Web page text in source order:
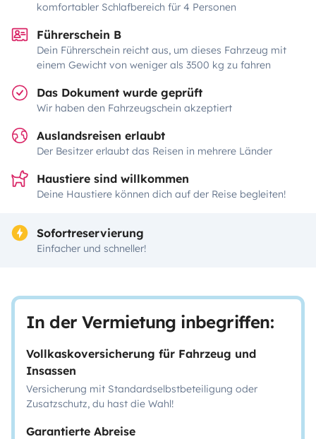
komfortabler Schlafbereich für 4 Personen
Führerschein B
Dein Führerschein reicht aus, um dieses Fahrzeug mit
einem Gewicht von weniger als 3500 kg zu fahren
Das Dokument wurde geprüft
Wir haben den Fahrzeugschein akzeptiert
Auslandsreisen erlaubt
Der Besitzer erlaubt das Reisen in mehrere Länder
Haustiere sind willkommen
Deine Haustiere können dich auf der Reise begleiten!
Sofortreservierung
Einfacher und schneller!
In der Vermietung inbegriffen:
Vollkaskoversicherung für Fahrzeug und
Insassen
Versicherung mit Standardselbstbeteiligung oder
Zusatzschutz, du hast die Wahl!
Garantierte Abreise